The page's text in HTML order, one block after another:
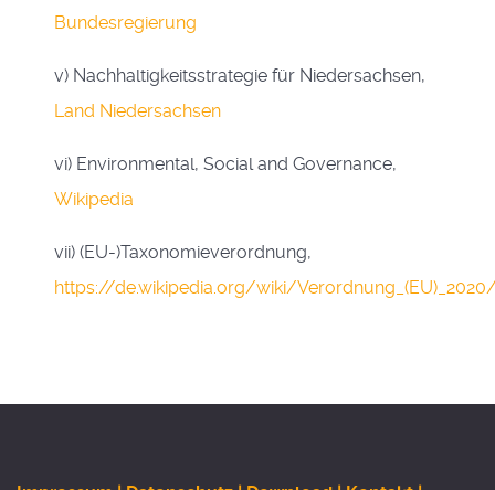
Bundesregierung
v) Nachhaltigkeitsstrategie für Niedersachsen,
Land Niedersachsen
vi) Environmental, Social and Governance,
Wikipedia
vii) (EU-)Taxonomieverordnung,
https://de.wikipedia.org/wiki/